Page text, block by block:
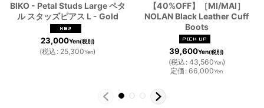
BIKO - Petal Studs Large ペタ
ル スタッズピアス L - Gold
23,000Yen(税別)
(税込 : 25,300Yen)
【40%OFF】［MI/MAI］
NOLAN Black Leather Cuff
Boots
39,600Yen(税別)
(税込 : 43,560Yen)
定価 : 66,000Yen